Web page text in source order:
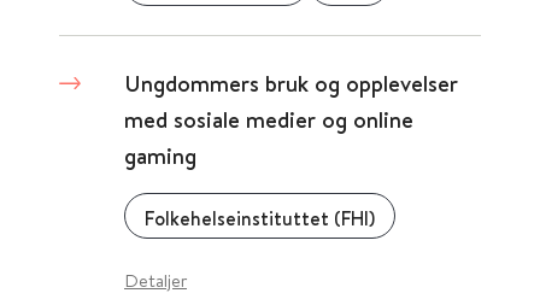
Ungdommers bruk og opplevelser
med sosiale medier og online
gaming
Folkehelseinstituttet (FHI)
Detaljer